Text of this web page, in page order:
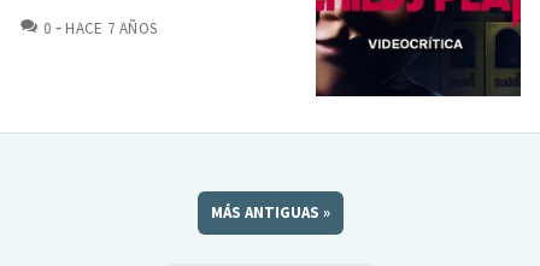
0 COMENTARIOS
HACE 7 AÑOS
MÁS ANTIGUAS »